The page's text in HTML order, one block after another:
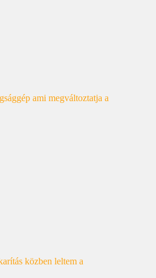
ami megváltoztatja a
közben leltem a